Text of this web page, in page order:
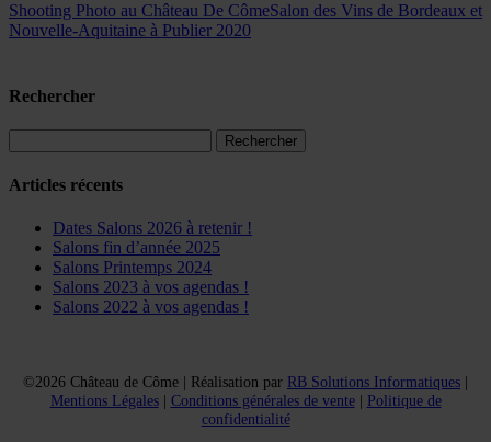
Shooting Photo au Château De CômeSalon des Vins de Bordeaux et
Nouvelle-Aquitaine à Publier 2020
Rechercher
Articles récents
Dates Salons 2026 à retenir !
Salons fin d’année 2025
Salons Printemps 2024
Salons 2023 à vos agendas !
Salons 2022 à vos agendas !
©2026 Château de Côme | Réalisation par RB Solutions Informatiques |
Mentions Légales| Conditions générales de vente| Politique de
confidentialité